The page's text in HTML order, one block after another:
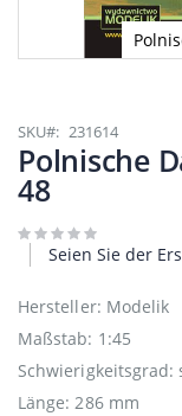
Anfang
der
Bildgalerie
springen
SKU 231614
Polnische
48
Seien Sie der
Hersteller: Modelik
Maßstab: 1:45
Schwierigkeitsgrad:
Länge: 286 mm